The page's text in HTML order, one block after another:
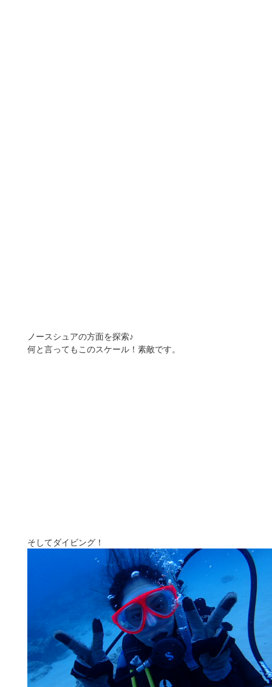
ノースシュアの方面を探索♪
何と言ってもこのスケール！素敵です。
そしてダイビング！